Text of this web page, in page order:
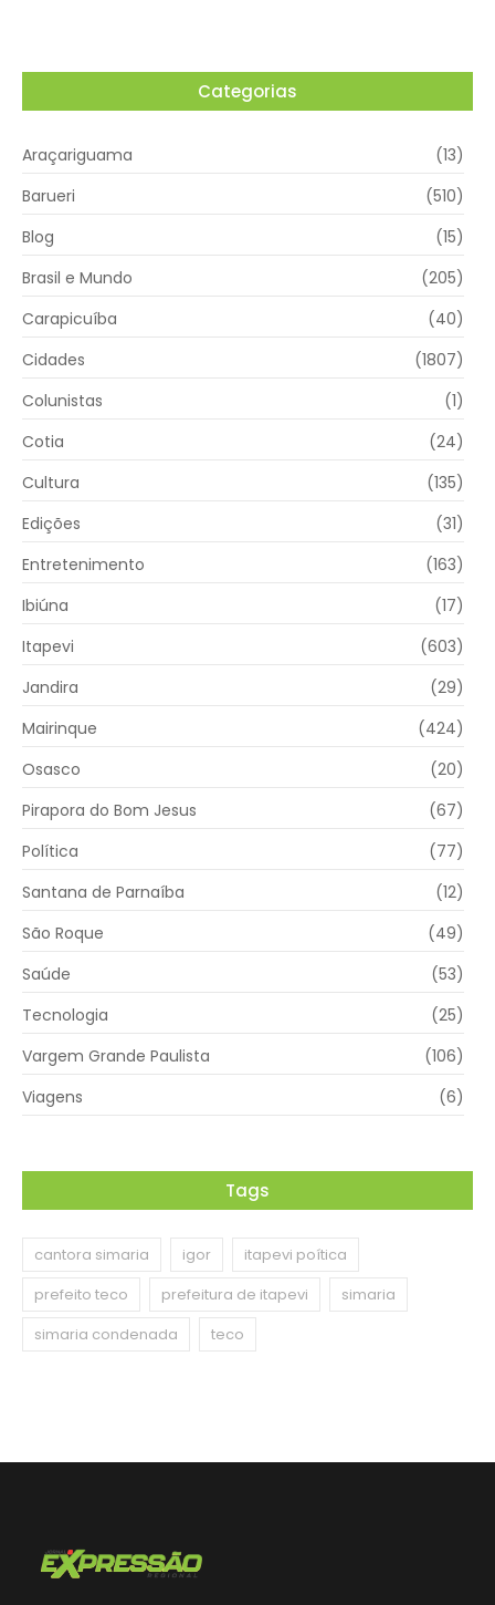
Categorias
Araçariguama
(13)
Barueri
(510)
Blog
(15)
Brasil e Mundo
(205)
Carapicuíba
(40)
Cidades
(1807)
Colunistas
(1)
Cotia
(24)
Cultura
(135)
Edições
(31)
Entretenimento
(163)
Ibiúna
(17)
Itapevi
(603)
Jandira
(29)
Mairinque
(424)
Osasco
(20)
Pirapora do Bom Jesus
(67)
Política
(77)
Santana de Parnaíba
(12)
São Roque
(49)
Saúde
(53)
Tecnologia
(25)
Vargem Grande Paulista
(106)
Viagens
(6)
Tags
cantora simaria igor
itapevi poítica
prefeito teco
prefeitura de itapevi
simaria
simaria condenada
teco